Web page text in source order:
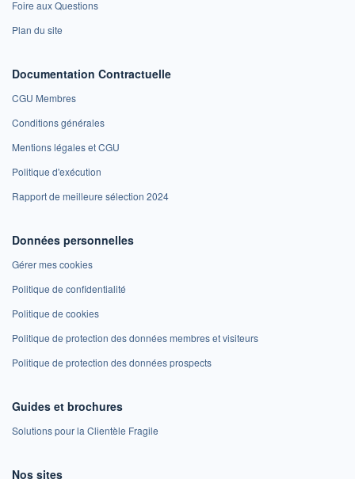
Foire aux Questions
Plan du site
Documentation Contractuelle
CGU Membres
Conditions générales
Mentions légales et CGU
Politique d'exécution
Rapport de meilleure sélection 2024
Données personnelles
Gérer mes cookies
Politique de confidentialité
Politique de cookies
Politique de protection des données membres et visiteurs
Politique de protection des données prospects
Guides et brochures
Solutions pour la Clientèle Fragile
Nos sites